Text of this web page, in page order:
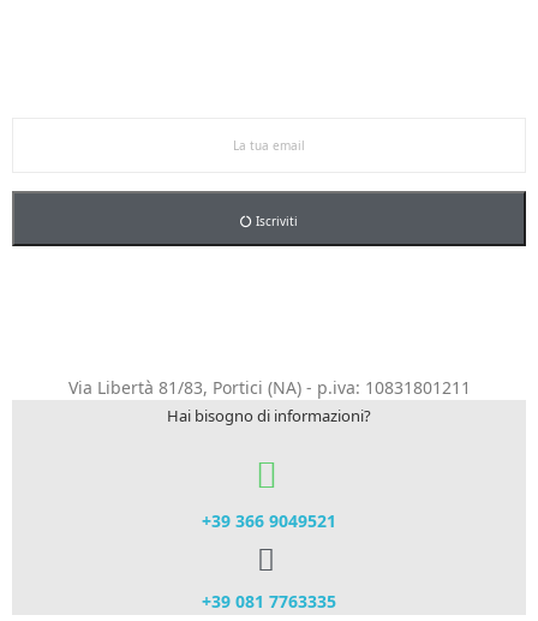
Iscriviti
Via Libertà 81/83, Portici (NA) - p.iva: 10831801211
Hai bisogno di informazioni?
+39 366 9049521​
+39 081 7763335